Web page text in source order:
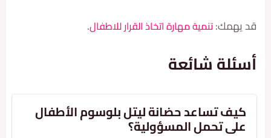
تنمية مهارة اتخاذ القرار للاطفال.
شائعة
تساعد حضانة ليتل بلوسوم الأطفال
تحمل المسؤولية؟